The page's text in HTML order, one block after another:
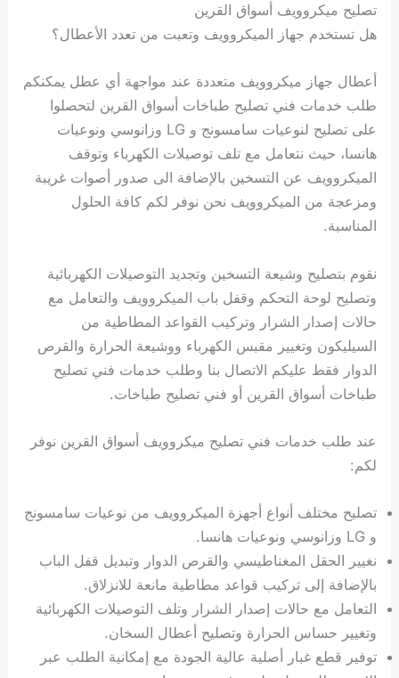
تصليح ميكروويف أسواق القرين
هل تستخدم جهاز الميكروويف وتعبت من تعدد الأعطال؟
أعطال جهاز ميكروويف متعددة عند مواجهة أي عطل يمكنكم
طلب خدمات فني تصليح طباخات أسواق القرين لتحصلوا
على تصليح لنوعيات سامسونج و LG وزانوسي ونوعيات
هانسا، حيث نتعامل مع تلف توصيلات الكهرباء وتوقف
الميكروويف عن التسخين بالإضافة الى صدور أصوات غريبة
ومزعجة من الميكروويف نحن نوفر لكم كافة الحلول
المناسبة.
نقوم بتصليح وشيعة التسخين وتجديد التوصيلات الكهربائية
وتصليح لوحة التحكم وقفل باب الميكروويف والتعامل مع
حالات إصدار الشرار وتركيب القواعد المطاطية من
السيليكون وتغيير مقبس الكهرباء ووشيعة الحرارة والقرص
الدوار فقط عليكم الاتصال بنا وطلب خدمات فني تصليح
طباخات أسواق القرين أو فني تصليح طباخات.
عند طلب خدمات فني تصليح ميكروويف أسواق القرين نوفر
لكم:
تصليح مختلف أنواع أجهزة الميكروويف من نوعيات سامسونج
و LG وزانوسي ونوعيات هانسا.
نغيير الحقل المغناطيسي والقرص الدوار وتبديل قفل الباب
بالإضافة إلى تركيب قواعد مطاطية مانعة للانزلاق.
التعامل مع حالات إصدار الشرار وتلف التوصيلات الكهربائية
وتغيير حساس الحرارة وتصليح أعطال السخان.
توفير قطع غبار أصلية عالية الجودة مع إمكانية الطلب عبر